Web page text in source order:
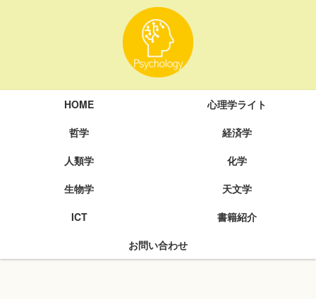
HOME
心理学ライト
哲学
経済学
人類学
化学
生物学
天文学
ICT
書籍紹介
お問い合わせ